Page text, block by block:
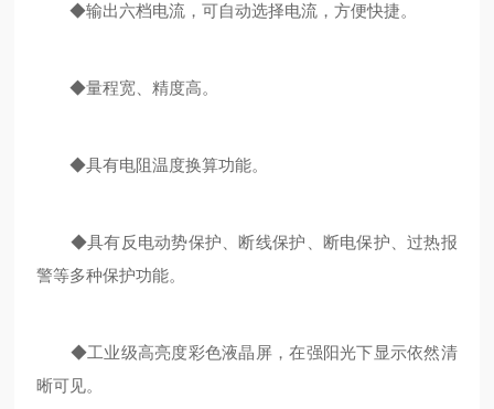
◆输出六档电流，可自动选择电流，方便快捷。
◆量程宽、精度高。
◆具有电阻温度换算功能。
◆具有反电动势保护、断线保护、断电保护、过热报
警等多种保护功能。
◆工业级高亮度彩色液晶屏，在强阳光下显示依然清
晰可见。